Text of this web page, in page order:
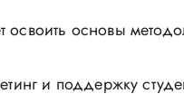
основы
и поддержку